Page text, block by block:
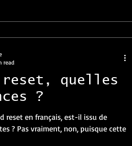
reset, quelles
?
reset en français, est-il issu de
? Pas vraiment, non, puisque cette
read